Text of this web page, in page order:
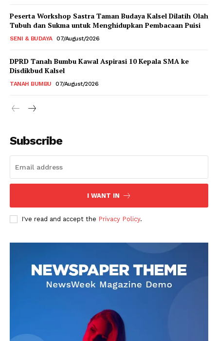
Peserta Workshop Sastra Taman Budaya Kalsel Dilatih Olah
Tubuh dan Sukma untuk Menghidupkan Pembacaan Puisi
SENI & BUDAYA 07/August/2026
DPRD Tanah Bumbu Kawal Aspirasi 10 Kepala SMA ke
Disdikbud Kalsel
TANAH BUMBU 07/August/2026
Subscribe
I WANT IN
I've read and accept the Privacy Policy.